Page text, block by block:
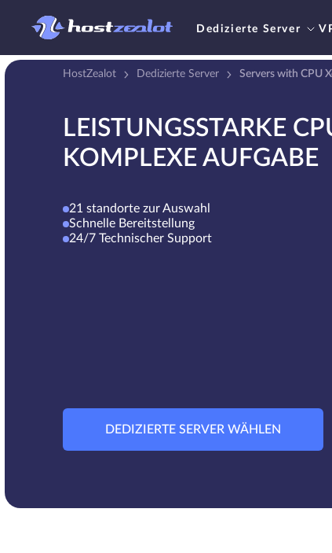
Dedizierte Server
HostZealot Dedizierte Server Servers with CPU
LEISTUNGSSTARKE
KOMPLEXE AUFGABE
21 standorte zur Auswahl
Schnelle Bereitstellung
24/7 Technischer Support
DEDIZIERTE SERVER WÄHLEN